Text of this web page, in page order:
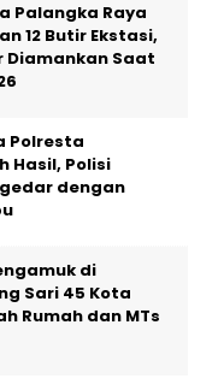
Palangka Raya
12 Butir Ekstasi,
Diamankan Saat
Polresta
Hasil, Polisi
dengan
di
Sari 45 Kota
Rumah dan MTs